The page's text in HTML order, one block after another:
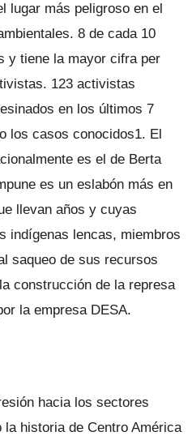
lugar más peligroso en el
8 de cada 10
y tiene la mayor cifra per
123 activistas
en los últimos 7
los casos conocidos1. El
es el de Berta
es un eslabón más en
llevan años y cuyas
indígenas lencas, miembros
saqueo de sus recursos
construcción de la represa
la empresa DESA.
ha­cia los sectores
historia de Centro América